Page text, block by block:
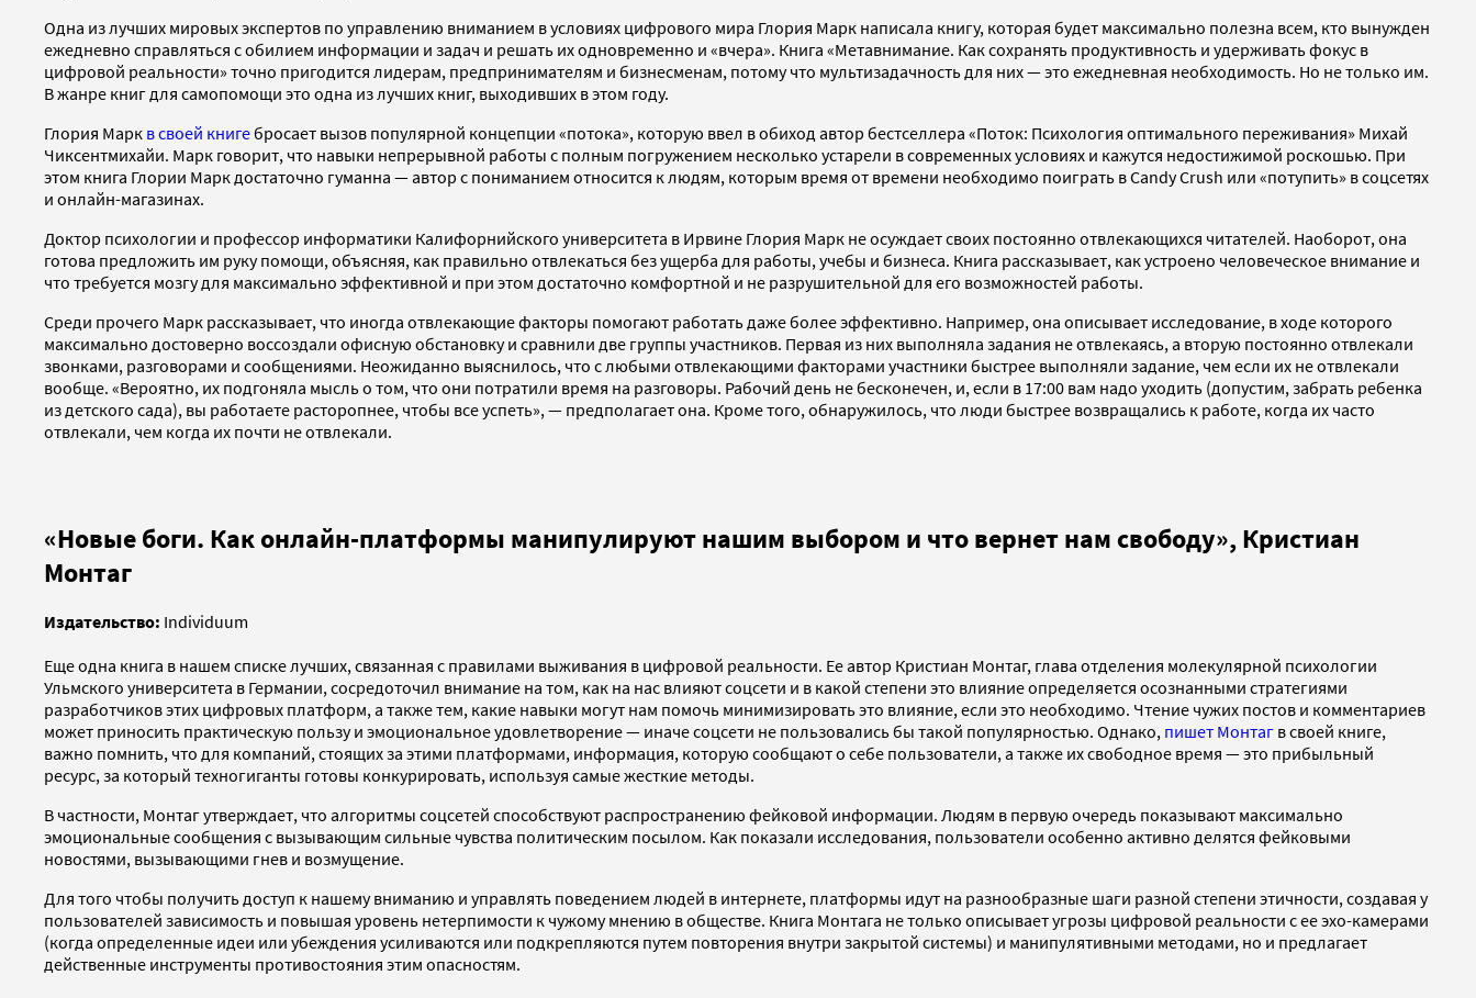
Одна из лучших мировых экспертов по управлению вниманием в условиях цифрового мира Глория Марк написала книгу, которая будет максимально полезна всем, кто вынужден
ежедневно справляться с обилием информации и задач и решать их одновременно и «вчера». Книга «Метавнимание. Как сохранять продуктивность и удерживать фокус в
цифровой реальности» точно пригодится лидерам, предпринимателям и бизнесменам, потому что мультизадачность для них — это ежедневная необходимость. Но не только им.
В жанре книг для самопомощи это одна из лучших книг, выходивших в этом году.
Глория Марк в своей книгебросает вызов популярной концепции «потока», которую ввел в обиход автор бестселлера «Поток: Психология оптимального переживания» Михай
Чиксентмихайи. Марк говорит, что навыки непрерывной работы с полным погружением несколько устарели в современных условиях и кажутся недостижимой роскошью. При
этом книга Глории Марк достаточно гуманна — автор с пониманием относится к людям, которым время от времени необходимо поиграть в Candy Crush или «потупить» в соцсетях
и онлайн-магазинах.
Доктор психологии и профессор информатики Калифорнийского университета в Ирвине Глория Марк не осуждает своих постоянно отвлекающихся читателей. Наоборот, она
готова предложить им руку помощи, объясняя, как правильно отвлекаться без ущерба для работы, учебы и бизнеса. Книга рассказывает, как устроено человеческое внимание и
что требуется мозгу для максимально эффективной и при этом достаточно комфортной и не разрушительной для его возможностей работы.
Среди прочего Марк рассказывает, что иногда отвлекающие факторы помогают работать даже более эффективно. Например, она описывает исследование, в ходе которого
максимально достоверно воссоздали офисную обстановку и сравнили две группы участников. Первая из них выполняла задания не отвлекаясь, а вторую постоянно отвлекали
звонками, разговорами и сообщениями. Неожиданно выяснилось, что с любыми отвлекающими факторами участники быстрее выполняли задание, чем если их не отвлекали
вообще. «Вероятно, их подгоняла мысль о том, что они потратили время на разговоры. Рабочий день не бесконечен, и, если в 17:00 вам надо уходить (допустим, забрать ребенка
из детского сада), вы работаете расторопнее, чтобы все успеть», — предполагает она. Кроме того, обнаружилось, что люди быстрее возвращались к работе, когда их часто
отвлекали, чем когда их почти не отвлекали.
«Новые боги. Как онлайн-платформы манипулируют нашим выбором и что вернет нам свободу», Кристиан
Монтаг
Издательство: Individuum
Еще одна книга в нашем списке лучших, связанная с правилами выживания в цифровой реальности. Ее автор Кристиан Монтаг, глава отделения молекулярной психологии
Ульмского университета в Германии, сосредоточил внимание на том, как на нас влияют соцсети и в какой степени это влияние определяется осознанными стратегиями
разработчиков этих цифровых платформ, а также тем, какие навыки могут нам помочь минимизировать это влияние, если это необходимо. Чтение чужих постов и комментариев
может приносить практическую пользу и эмоциональное удовлетворение — иначе соцсети не пользовались бы такой популярностью. Однако, пишет Монтаг в своей книге,
важно помнить, что для компаний, стоящих за этими платформами, информация, которую сообщают о себе пользователи, а также их свободное время — это прибыльный
ресурс, за который техногиганты готовы конкурировать, используя самые жесткие методы.
В частности, Монтаг утверждает, что алгоритмы соцсетей способствуют распространению фейковой информации. Людям в первую очередь показывают максимально
эмоциональные сообщения с вызывающим сильные чувства политическим посылом. Как показали исследования, пользователи особенно активно делятся фейковыми
новостями, вызывающими гнев и возмущение.
Для того чтобы получить доступ к нашему вниманию и управлять поведением людей в интернете, платформы идут на разнообразные шаги разной степени этичности, создавая у
пользователей зависимость и повышая уровень нетерпимости к чужому мнению в обществе. Книга Монтага не только описывает угрозы цифровой реальности с ее эхо-камерами
(когда определенные идеи или убеждения усиливаются или подкрепляются путем повторения внутри закрытой системы) и манипулятивными методами, но и предлагает
действенные инструменты противостояния этим опасностям.